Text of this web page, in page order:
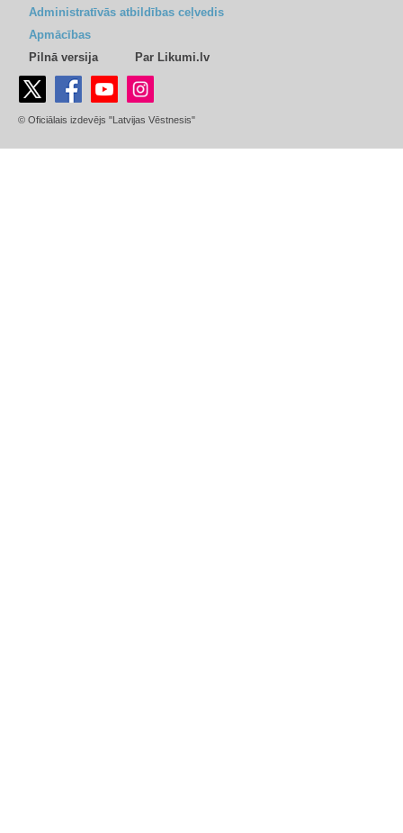
Administratīvās atbildības ceļvedis
Apmācības
Pilnā versija
Par Likumi.lv
© Oficiālais izdevējs "Latvijas Vēstnesis"